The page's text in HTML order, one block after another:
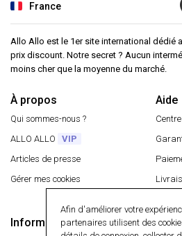
France
Allo Allo est le 1er site international dédié
prix discount. Notre secret ? Aucun
moins cher que la moyenne du marché.
À propos
Qui sommes-nous ?
ALLO ALLO
VIP
Articles de presse
Gérer mes cookies
Aide
Informations
Afin d'améliorer votre
partenaires utilisent des